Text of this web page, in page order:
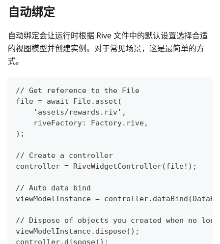
自动绑定
自动绑定会让运行时根据 Rive 文件中的默认设置选择合适
的视图模型并创建实例。对于常见场景，这是最简单的方
式。
// Get reference to the File
file = await File.asset(
    'assets/rewards.riv',
    riveFactory: Factory.rive,
);
// Create a controller
controller = RiveWidgetController(file!);
// Auto data bind
viewModelInstance =
// Dispose of objects you created when no
viewModelInstance.dispose();
controller.dispose();